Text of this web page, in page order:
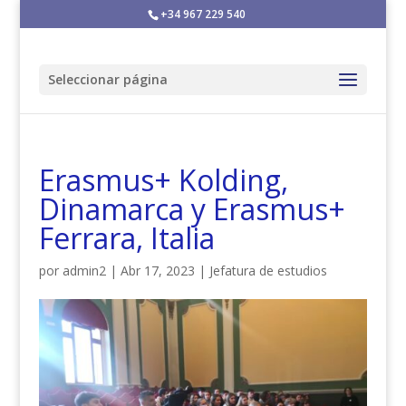
+34 967 229 540
Seleccionar página
Erasmus+ Kolding,
Dinamarca y Erasmus+
Ferrara, Italia
por admin2| Abr 17, 2023 | Jefatura de estudios